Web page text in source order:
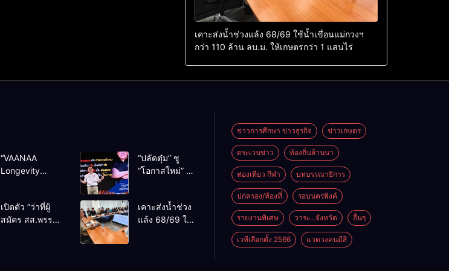
เคาะส่งน้ำช่วงแล้ง 68/69 ใช้น้ำเขื่อนแม่กวงฯ
กว่า 110 ล้าน ลบ.ม. ให้เกษตรกว่า 1 แสนไร่
“VAANAA
Longevity
เอนต์ใหญ่สุดใน
อาเซียน
“ปลัดตุ๋ม” ชู
“โอกาสใหม่” นำ
ไม่ใช่เล่น
การเมือง
เปิดตัว “ว่าที่ผู้
สมัคร สส.พรรค
เคาะส่งน้ำช่วง
แล้ง 68/69 ใช้
ข่าวการศึกษา ข่าวธุรกิจ ข่าวเกษตร
ตระเวนข่าว ท้องถิ่นล้านนา
ท่องเที่ยว กีฬา บทบรรณาธิการ
ปกครอง/ท้องที่ รอบนครพิงค์
รายงานพิเศษ วาระ...จังหวัด อื่นๆ
เวทีเลือกตั้ง 2566 แวดวงคนมีสี